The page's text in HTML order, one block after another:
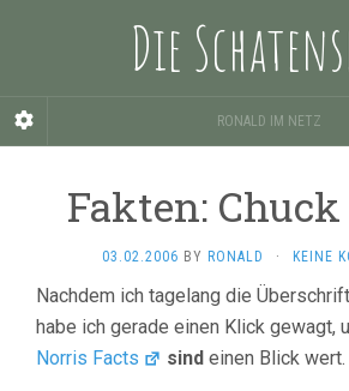
Die
RONALD IM NETZ
Fakten:
03.02.2006 BY RONALD · KEINE
Nachdem ich tagelang die
habe ich gerade einen Klick gewagt,
Norris Facts
sind einen Blick wert.